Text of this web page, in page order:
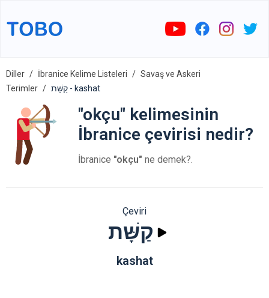
Diller İbranice Kelime Listeleri
Savaş ve Askeri
Terimler
קַשָּׁת - kashat
"okçu" kelimesinin
İbranice çevirisi nedir?
İbranice "okçu" ne demek?.
Çeviri
קַשָּׁת
kashat